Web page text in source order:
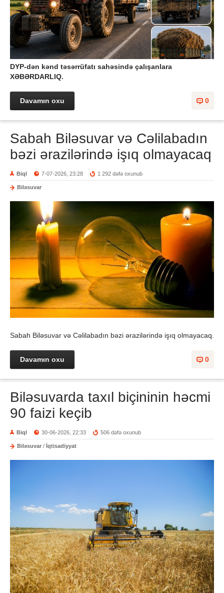
DYP-dən kənd təsərrüfatı sahəsində çalışanlara
XƏBƏRDARLIQ.
0
Davamın oxu
Sabah Biləsuvar və Cəlilabadın
bəzi ərazilərində işıq olmayacaq
Biql 7-07-2026, 23:28 1 292 dəfə oxunub
Biləsuvar
Sabah Biləsuvar və Cəlilabadın bəzi ərazilərində işıq olmayacaq.
0
Davamın oxu
Biləsuvarda taxıl biçininin həcmi
90 faizi keçib
Biql 30-06-2026, 22:33 506 dəfə oxunub
Biləsuvar / İqtisadiyyat